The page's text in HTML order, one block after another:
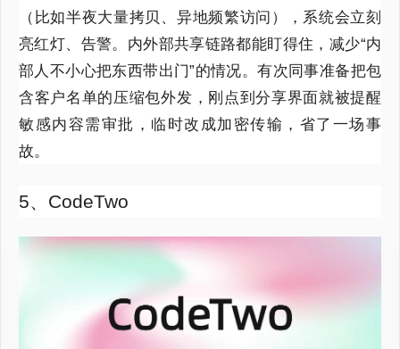
（比如半夜大量拷贝、异地频繁访问），系统会立刻
亮红灯、告警。内外部共享链路都能盯得住，减少“内
部人不小心把东西带出门”的情况。有次同事准备把包
含客户名单的压缩包外发，刚点到分享界面就被提醒
敏感内容需审批，临时改成加密传输，省了一场事
故。
5、CodeTwo